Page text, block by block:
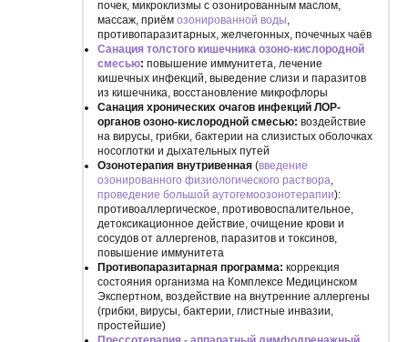
почек, микроклизмы с озонированным маслом,
массаж, приём озонированной воды
противопаразитарных, желчегонных, почечных чаёв
Санация толстого кишечника озоно-кислородной
смесью: повышение иммунитета, лечение
кишечных инфекций, выведение слизи и паразитов
из кишечника, восстановление микрофлоры
Санация хронических очагов инфекций ЛОР-
органов озоно-кислородной смесью: воздействие
на вирусы, грибки, бактерии на слизистых оболочках
носоглотки и дыхательных путей
Озонотерапия внутривенная (введение
озонированного физиологического раствора
проведение большой аутогемоозонотерапии):
противоаллергическое, противовоспалительное,
детоксикационное действие, очищение крови и
сосудов от аллергенов, паразитов и токсинов,
повышение иммунитета
Противопаразитарная программа: коррекция
состояния организма на Комплексе Медицинском
Экспертном, воздействие на внутренние аллергены
(грибки, вирусы, бактерии, глистные инвазии,
простейшие)